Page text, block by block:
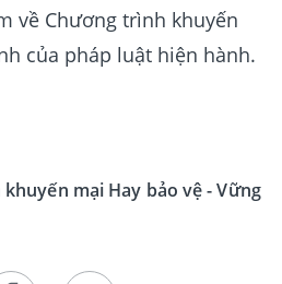
về Chương trình khuyến
của pháp luật hiện hành.
mại Hay bảo vệ - Vững